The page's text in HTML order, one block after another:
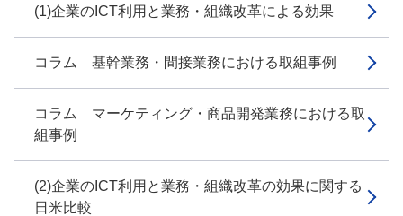
(1)企業のICT利用と業務・組織改革による効果
コラム 基幹業務・間接業務における取組事例
コラム マーケティング・商品開発業務における取
組事例
(2)企業のICT利用と業務・組織改革の効果に関する
日米比較